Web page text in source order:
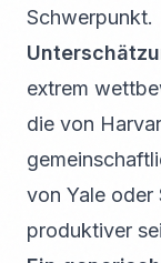
Schwerpunkt.
extrem
die von
von Yale oder
produktiver